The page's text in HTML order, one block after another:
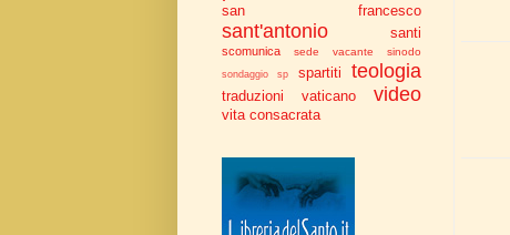
san francesco
sant'antonio santi
scomunica sede vacante sinodo
sondaggio sp spartiti teologia
traduzioni vaticano video
vita consacrata